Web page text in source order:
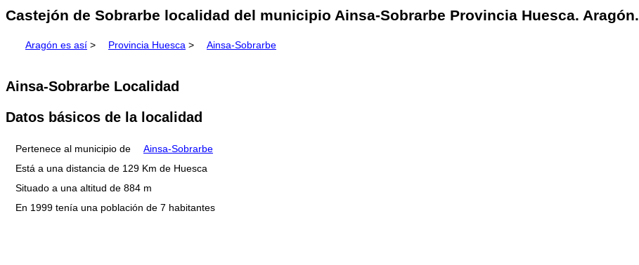
Castejón de Sobrarbe localidad del municipio Ainsa-Sobrarbe Provincia Huesca. Aragón.
Aragón es así > Provincia Huesca > Ainsa-Sobrarbe
Ainsa-Sobrarbe Localidad
Datos básicos de la localidad
Pertenece al municipio de
Ainsa-Sobrarbe
Está a una distancia de 129 Km de Huesca
Situado a una altitud de 884 m
En 1999 tenía una población de 7 habitantes